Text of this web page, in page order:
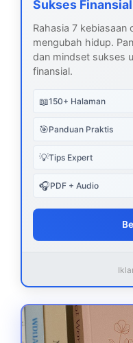
Sukses Finansial
Rahasia 7
mengubah hidup.
dan mindset sukses
finansial.
📖150+ Halaman
🎯Panduan Praktis
💡Tips Expert
🎧PDF + Audio